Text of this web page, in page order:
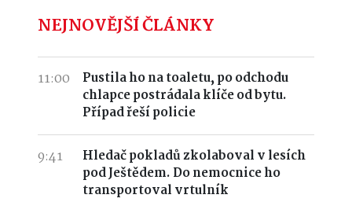
NEJNOVĚJŠÍ ČLÁNKY
11:00
Pustila ho na toaletu, po odchodu
chlapce postrádala klíče od bytu.
Případ řeší policie
9:41
Hledač pokladů zkolaboval v lesích
pod Ještědem. Do nemocnice ho
transportoval vrtulník